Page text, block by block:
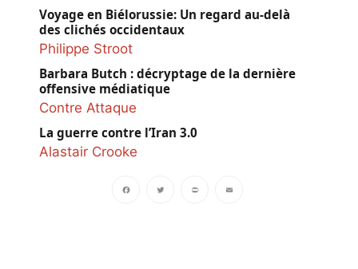
Voyage en Biélorussie: Un regard au-delà
des clichés occidentaux
Philippe Stroot
Barbara Butch : décryptage de la dernière
offensive médiatique
Contre Attaque
La guerre contre l’Iran 3.0
Alastair Crooke